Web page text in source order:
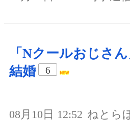
「Nクールおじさ
結婚
6
08月10日 12:52 ねとら